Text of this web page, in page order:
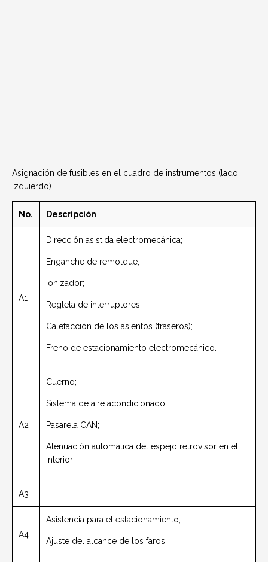
Asignación de fusibles en el cuadro de instrumentos (lado
izquierdo)
No. Descripción
A1
Dirección asistida electromecánica;
Enganche de remolque;
Ionizador;
Regleta de interruptores;
Calefacción de los asientos (traseros);
Freno de estacionamiento electromecánico.
A2
Cuerno;
Sistema de aire acondicionado;
Pasarela CAN;
Atenuación automática del espejo retrovisor en el
interior
A3
A4
Asistencia para el estacionamiento;
Ajuste del alcance de los faros.